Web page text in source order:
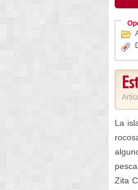
La
Zita